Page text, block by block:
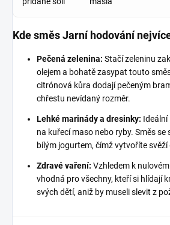
Kde směs Jarní hodování
Pečená zelenina: Stačí zeleninu
olejem a bohatě zasypat touto
citrónová kůra dodají pečeným
chřestu nevídaný rozměr.
Lehké marinády a dresinky: Ideální
na kuřecí maso nebo ryby. Směs se
bílým jogurtem, čímž vytvoříte
Zdravé vaření: Vzhledem k
vhodná pro všechny, kteří si hlídají
svých dětí, aniž by museli slevit z